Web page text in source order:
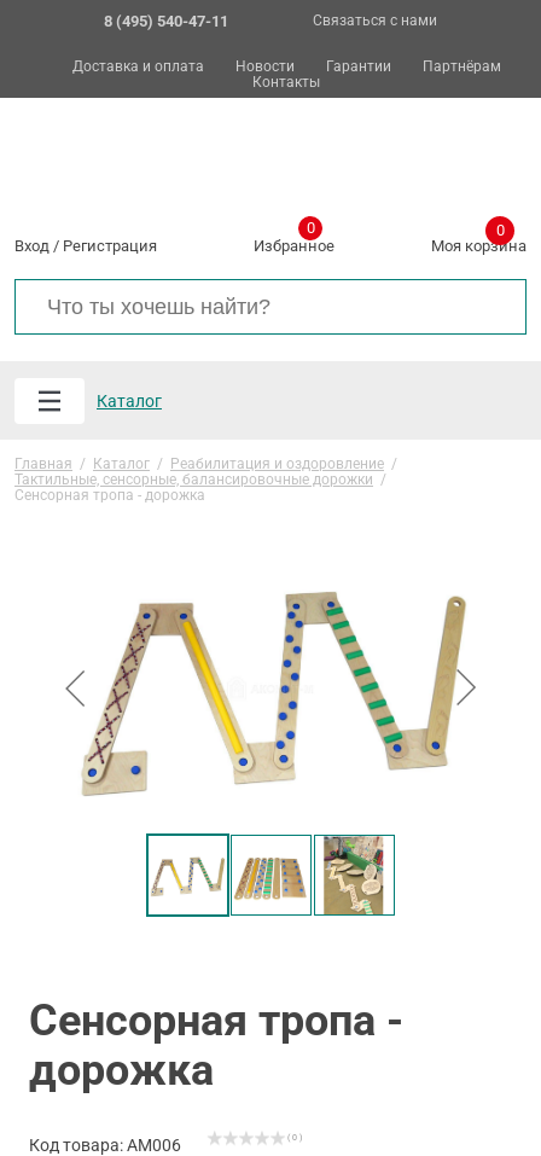
8 (495) 540-47-11 Связаться с нами
Доставка и оплата Новости Гарантии
Партнёрам
Контакты
Вход / Регистрация Избранное
0
Моя корзина
0
Каталог
Главная / Каталог / Реабилитация и оздоровление /
Тактильные, сенсорные, балансировочные дорожки /
Сенсорная тропа - дорожка
Сенсорная тропа -
дорожка
Код товара: АМ006 ( 0 )